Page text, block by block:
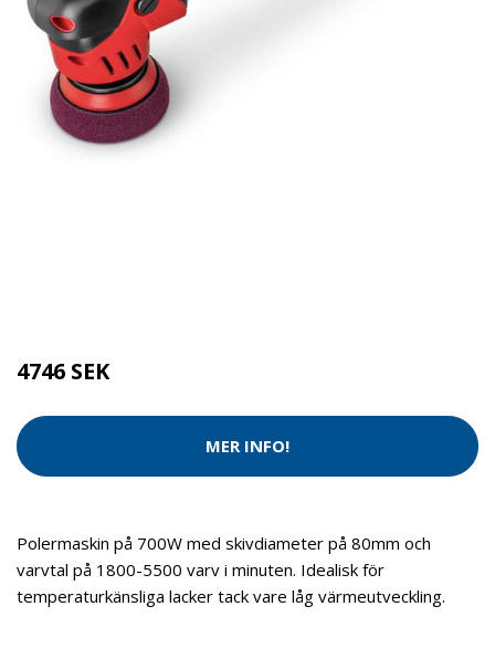
4746 SEK
MER INFO!
Polermaskin på 700W med skivdiameter på 80mm och
varvtal på 1800-5500 varv i minuten. Idealisk för
temperaturkänsliga lacker tack vare låg värmeutveckling.